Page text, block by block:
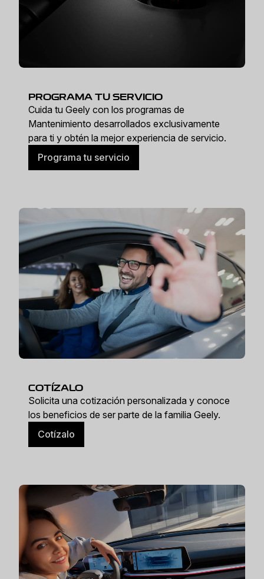
PROGRAMA TU SERVICIO
Cuida tu Geely con los programas de
Mantenimiento desarrollados exclusivamente
para ti y obtén la mejor experiencia de servicio.
Programa tu servicio
COTÍZALO
Solicita una cotización personalizada y conoce
los beneficios de ser parte de la familia Geely.
Cotízalo